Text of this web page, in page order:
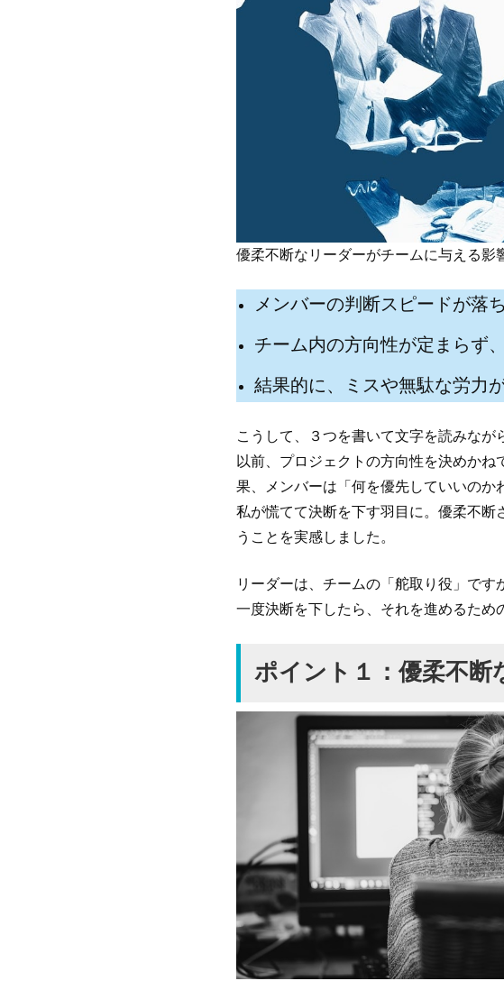
優柔不断なリーダーがチームに与える影
メンバーの判断スピードが落
チーム内の方向性が定まらず
結果的に、ミスや無駄な労力
こうして、３つを書いて文字を読みな
以前、プロジェクトの方向性を決めか
果、メンバーは「何を優先していいの
私が慌てて決断を下す羽目に。優柔不断
うことを実感しました。
リーダーは、チームの「舵取り役」です
一度決断を下したら、それを進めるため
ポイント１：優柔不断